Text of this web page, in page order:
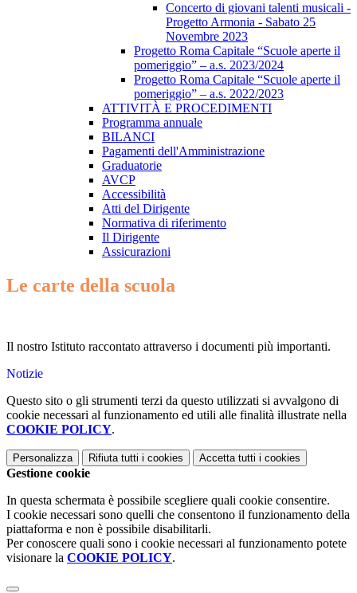
Concerto di giovani talenti musicali -
Progetto Armonia - Sabato 25
Novembre 2023
Progetto Roma Capitale “Scuole aperte il
pomeriggio” – a.s. 2023/2024
Progetto Roma Capitale “Scuole aperte il
pomeriggio” – a.s. 2022/2023
ATTIVITÀ E PROCEDIMENTI
Programma annuale
BILANCI
Pagamenti dell'Amministrazione
Graduatorie
AVCP
Accessibilità
Atti del Dirigente
Normativa di riferimento
Il Dirigente
Assicurazioni
Le carte della scuola
Il nostro Istituto raccontato attraverso i documenti più importanti.
Notizie
Questo sito o gli strumenti terzi da questo utilizzati si avvalgono di
cookie necessari al funzionamento ed utili alle finalità illustrate nella
COOKIE POLICY.
Personalizza Rifiuta tutti i cookies Accetta tutti i cookies
Gestione cookie
In questa schermata è possibile scegliere quali cookie consentire.
I cookie necessari sono quelli che consentono il funzionamento della
piattaforma e non è possibile disabilitarli.
Per conoscere quali sono i cookie necessari al funzionamento potete
visionare la COOKIE POLICY.